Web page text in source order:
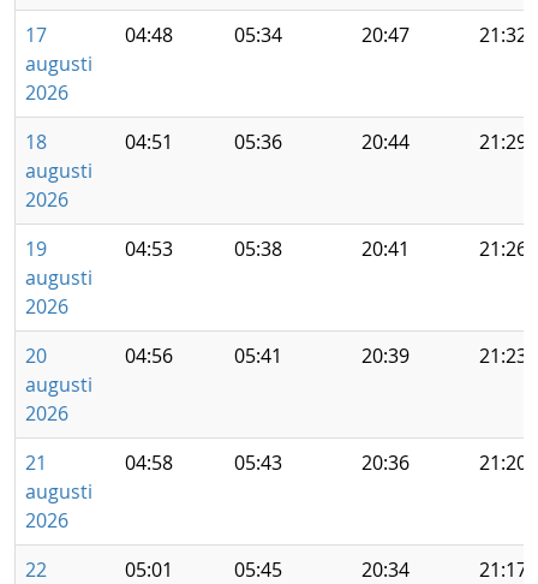
17
augusti
2026
04:48 05:34 20:47 21:32
18
augusti
2026
04:51 05:36 20:44 21:29
19
augusti
2026
04:53 05:38 20:41 21:26
20
augusti
2026
04:56 05:41 20:39 21:23
21
augusti
2026
04:58 05:43 20:36 21:20
22
05:01 05:45 20:34 21:17